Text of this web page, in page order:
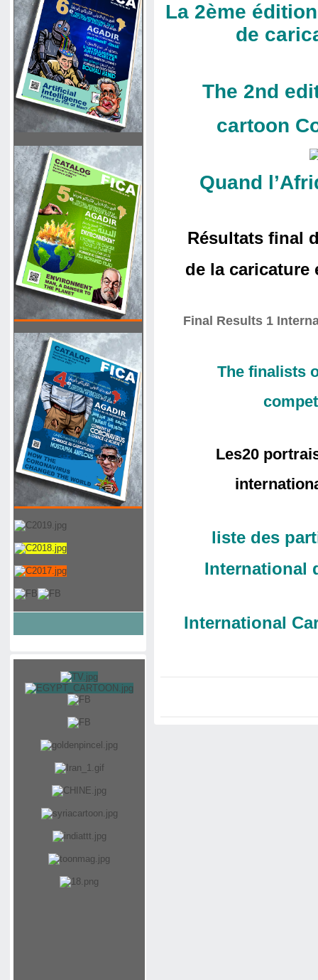
La 2ème
de
The 2nd
cartoon
Quand
Résultats final
de la caricature
Final Results 1
The finalists
Les20
liste des
International
International